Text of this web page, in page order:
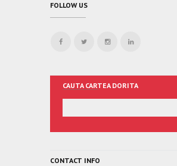
FOLLOW US
CAUTA CARTEA DORITA
CONTACT INFO